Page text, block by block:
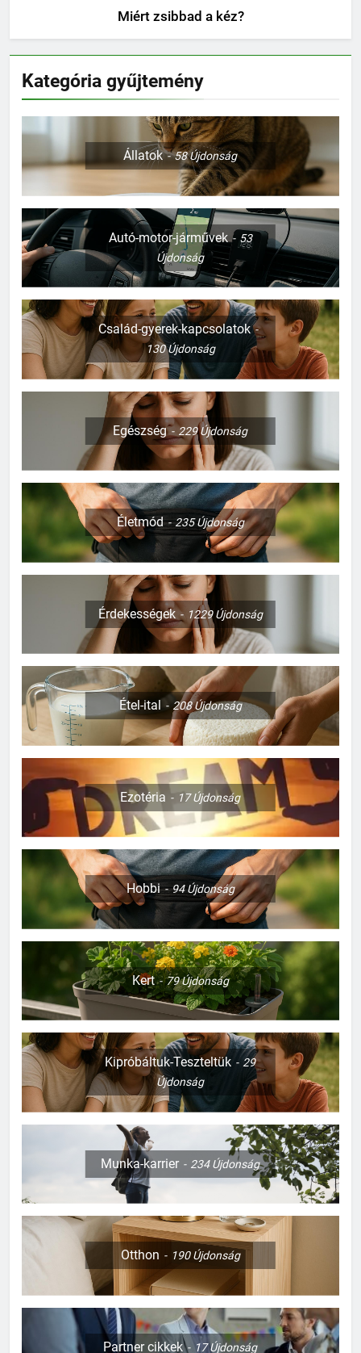
Miért zsibbad a kéz?
Kategória gyűjtemény
Állatok 58Újdonság
Autó-motor-járművek
53
Újdonság
Család-gyerek-kapcsolatok
130Újdonság
Egészség 229Újdonság
Életmód 235Újdonság
Érdekességek 1229Újdonság
Étel-ital 208Újdonság
Ezotéria 17Újdonság
Hobbi 94Újdonság
Kert 79Újdonság
Kipróbáltuk-Teszteltük
29
Újdonság
Munka-karrier 234Újdonság
Otthon 190Újdonság
Partner cikkek 17Újdonság